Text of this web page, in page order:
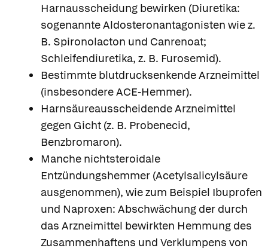
Harnausscheidung bewirken (Diuretika:
sogenannte Aldosteronantagonisten wie z.
B. Spironolacton und Canrenoat;
Schleifendiuretika, z. B. Furosemid).
Bestimmte blutdrucksenkende Arzneimittel
(insbesondere ACE-Hemmer).
Harnsäureausscheidende Arzneimittel
gegen Gicht (z. B. Probenecid,
Benzbromaron).
Manche nichtsteroidale
Entzündungshemmer (Acetylsalicylsäure
ausgenommen), wie zum Beispiel Ibuprofen
und Naproxen: Abschwächung der durch
das Arzneimittel bewirkten Hemmung des
Zusammenhaftens und Verklumpens von